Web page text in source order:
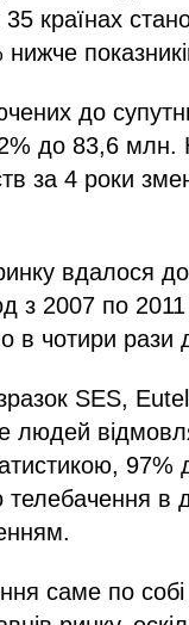
країнах
до
до 83,6 млн.
за 4 роки
вдалося
з 2007 по
в чотири
SES,
людей
97%
в
саме по